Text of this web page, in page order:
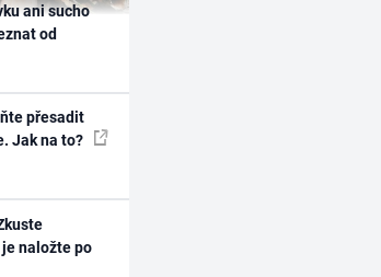
ani sucho
od
přesadit
Jak na to?
naložte po